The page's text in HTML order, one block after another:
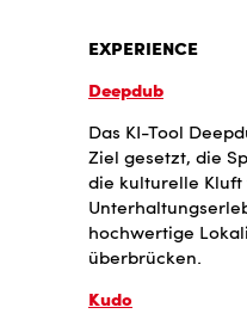
EXPERIENCE
Deepdub
Das KI-Tool
Ziel gesetzt, die
die kulturelle Kluft
hochwertige
überbrücken.
Kudo